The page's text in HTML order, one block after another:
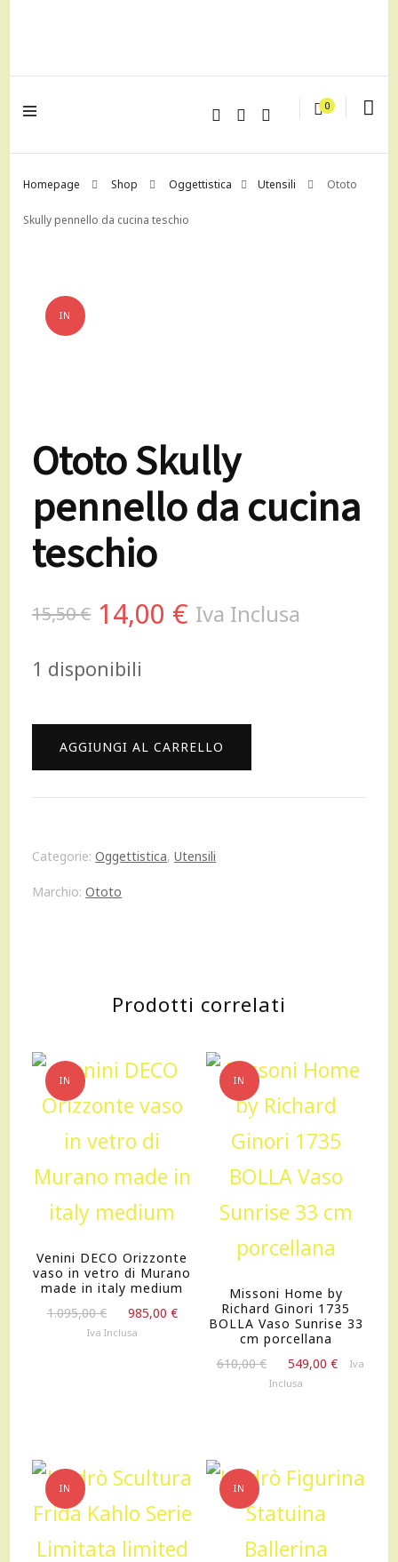
0
Homepage Shop Oggettistica Utensili Ototo
Skully pennello da cucina teschio
IN
Ototo Skully
pennello da cucina
teschio
15,50€ Il
era:
15,50 €.
14,00 € Il
è:
14,00 €.
Iva Inclusa
1 disponibili
Ototo
Skully
pennello
cucina
AGGIUNGI AL CARRELLO
Categorie:Oggettistica,Utensili
Marchio:Ototo
Prodotti correlati
IN
OFFERTA!
Venini DECO Orizzonte
vaso in vetro di Murano
made in italy medium
1.095,00€
prezzo
985,00 €
prezzo
Iva Inclusa
IN
OFFERTA!
Missoni Home by
Richard Ginori 1735
BOLLA Vaso Sunrise 33
cm porcellana
610,00€
prezzo
549,00 €
IlIva
Inclusa
IN
OFFERTA!
IN
OFFERTA!